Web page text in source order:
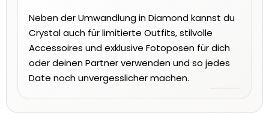
Neben der Umwandlung in Diamond kannst du
Crystal auch für limitierte Outfits, stilvolle
Accessoires und exklusive Fotoposen für dich
oder deinen Partner verwenden und so jedes
Date noch unvergesslicher machen.